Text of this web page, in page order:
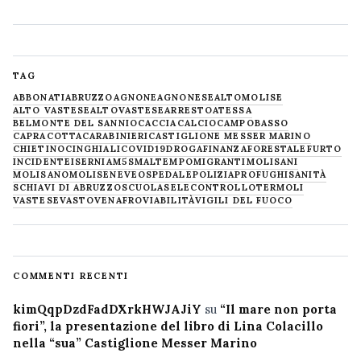
TAG
ABBONATIABRUZZOAGNONEAGNONESEALTOMOLISE
ALTO VASTESEALTOVASTESEARRESTOATESSA
BELMONTE DEL SANNIOCACCIACALCIOCAMPOBASSO
CAPRACOTTACARABINIERICASTIGLIONE MESSER MARINO
CHIETINOCINGHIALICOVID19DROGAFINANZAFORESTALE FURTO
INCIDENTEISERNIAM5SMALTEMPOMIGRANTIMOLISANI
MOLISANOMOLISENEVE OSPEDALEPOLIZIAPROFUGHISANITÀ
SCHIAVI DI ABRUZZOSCUOLASELECONTROLLOTERMOLI
VASTESEVASTOVENAFROVIABILITÀVIGILI DEL FUOCO
COMMENTI RECENTI
kimQqpDzdFadDXrkHWJAJiY su “Il mare non porta
fiori”, la presentazione del libro di Lina Colacillo
nella “sua” Castiglione Messer Marino